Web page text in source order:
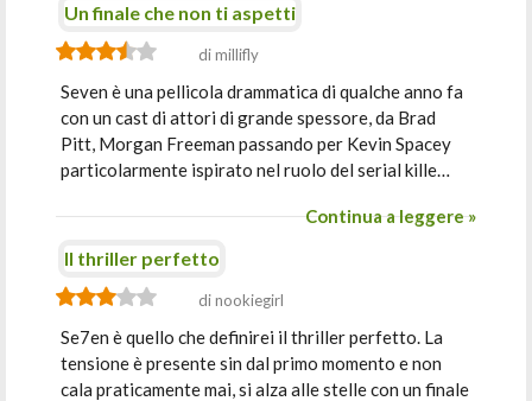
Un finale che non ti aspetti
di millifly
Seven è una pellicola drammatica di qualche anno fa
con un cast di attori di grande spessore, da Brad
Pitt, Morgan Freeman passando per Kevin Spacey
particolarmente ispirato nel ruolo del serial kille…
Continua a leggere »
Il thriller perfetto
di nookiegirl
Se7en è quello che definirei il thriller perfetto. La
tensione è presente sin dal primo momento e non
cala praticamente mai, si alza alle stelle con un finale